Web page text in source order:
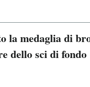
la medaglia di
dello sci di fondo